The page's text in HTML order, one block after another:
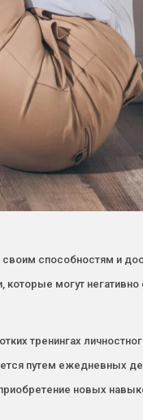
способностям и
могут негативно
тренингах
путем ежедневных
новых